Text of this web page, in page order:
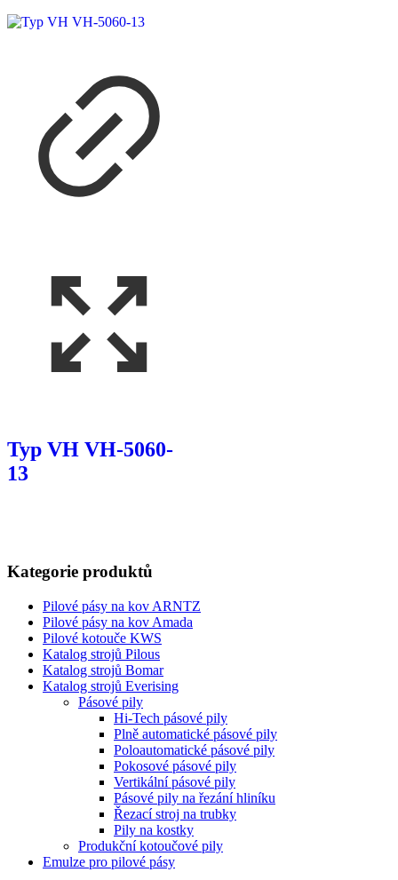
Typ VH VH-5060-
13
Kategorie produktů
Pilové pásy na kov ARNTZ
Pilové pásy na kov Amada
Pilové kotouče KWS
Katalog strojů Pilous
Katalog strojů Bomar
Katalog strojů Everising
Pásové pily
Hi-Tech pásové pily
Plně automatické pásové pily
Poloautomatické pásové pily
Pokosové pásové pily
Vertikální pásové pily
Pásové pily na řezání hliníku
Řezací stroj na trubky
Pily na kostky
Produkční kotoučové pily
Emulze pro pilové pásy